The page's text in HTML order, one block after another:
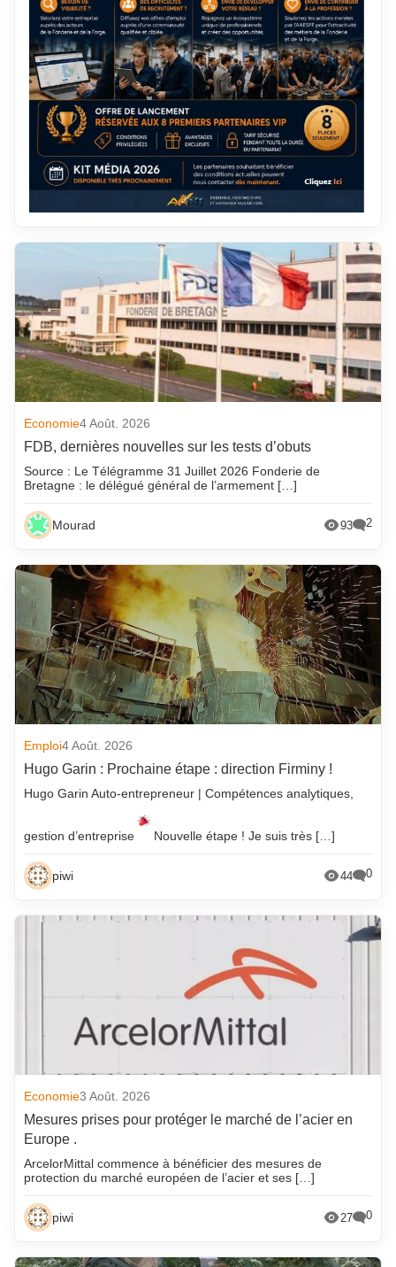
Economie4 Août. 2026
FDB, dernières nouvelles sur les tests d’obuts
Source : Le Télégramme 31 Juillet 2026 Fonderie de
Bretagne : le délégué général de l’armement […]
Mourad 93 2
Emploi4 Août. 2026
Hugo Garin : Prochaine étape : direction Firminy !
Hugo Garin Auto-entrepreneur | Compétences analytiques,
gestion d’entreprise Nouvelle étape ! Je suis très […]
piwi 44 0
Economie3 Août. 2026
Mesures prises pour protéger le marché de l’acier en
Europe .
ArcelorMittal commence à bénéficier des mesures de
protection du marché européen de l’acier et ses […]
piwi 27 0